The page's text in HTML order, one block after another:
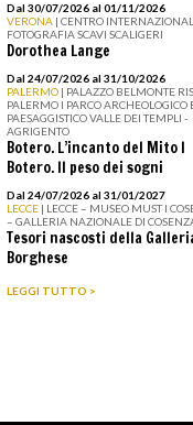
Dal 30/07/2026 al 01/11/2026
VERONA | CENTRO
FOTOGRAFIA SCAVI SCALIGERI
Dorothea Lange
Dal 24/07/2026 al 31/10/2026
PALERMO | PALAZZO BELMONTE
PALERMO I PARCO ARCHEOLOGICO
PAESAGGISTICO VALLE DEI TEMPLI -
AGRIGENTO
Botero. L’incanto del Mito I
Botero. Il peso dei sogni
Dal 24/07/2026 al 31/01/2027
LECCE | LECCE – MUSEO MUST I
– GALLERIA NAZIONALE DI
Tesori nascosti della
Borghese
LEGGI TUTTO >